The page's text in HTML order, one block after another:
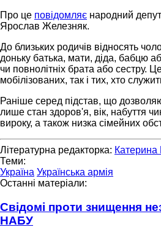
Про це повідомляє народний
Ярослав Железняк.
До близьких родичів відносять
доньку батька, мати, діда, бабцю
чи повнолітніх брата або сестру.
мобілізованих, так і тих, хто
Раніше серед підстав, що
лише стан здоров'я, вік, набуття
вироку, а також низка сімейних
Літературна редакторка: Катерина
Теми:
Україна Українська армія
Останні матеріали:
Свідомі проти знищення
НАБУ